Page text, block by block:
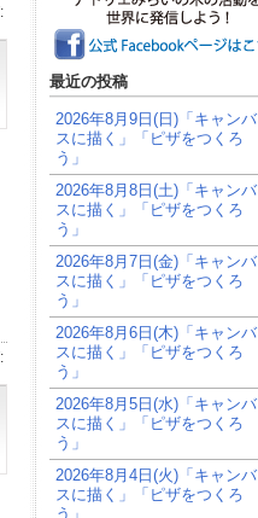
最近の投稿
2026年8月9日(日)「キャンバ
スに描く」「ピザをつくろ
う」
2026年8月8日(土)「キャンバ
スに描く」「ピザをつくろ
う」
2026年8月7日(金)「キャンバ
スに描く」「ピザをつくろ
う」
2026年8月6日(木)「キャンバ
スに描く」「ピザをつくろ
う」
2026年8月5日(水)「キャンバ
スに描く」「ピザをつくろ
う」
2026年8月4日(火)「キャンバ
スに描く」「ピザをつくろ
う」